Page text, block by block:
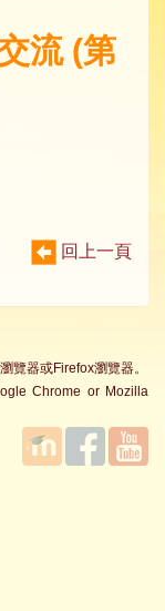
流 (第
回上一頁
覽器或Firefox瀏覽器。
Chrome or Mozilla